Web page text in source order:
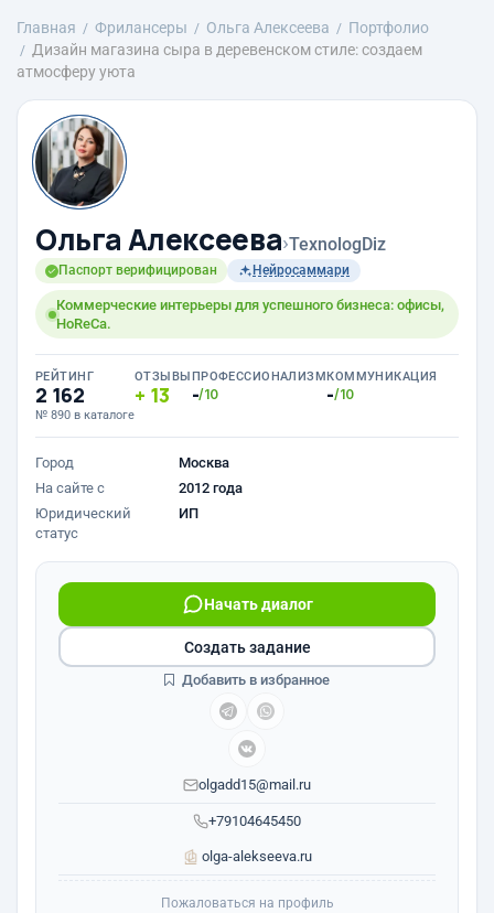
Главная Фрилансеры Ольга Алексеева
Портфолио
Дизайн магазина сыра в деревенском стиле: создаем
атмосферу уюта
Ольга Алексеева›TexnologDiz
Паспорт верифицирован Нейросаммари
Коммерческие интерьеры для успешного бизнеса: офисы,
HoReCa.
РЕЙТИНГ
2 162
№ 890 в каталоге
ОТЗЫВЫ
13
ПРОФЕССИОНАЛИЗМ
-/10
КОММУНИКАЦИЯ
-/10
Город
Москва
На сайте с
2012 года
Юридический
статус
ИП
+79104645450
Начать диалог
olgadd15@mail.ru
olga-alekseeva.ru
Создать задание
Добавить в избранное
Пожаловаться на профиль